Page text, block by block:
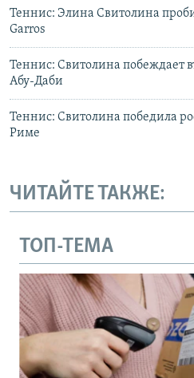
Теннис: Элина Свитолина
Garros
Теннис: Свитолина побеждает
Абу-Даби
Теннис: Свитолина победила
Риме
ЧИТАЙТЕ ТАКЖЕ:
ТОП-ТЕМА